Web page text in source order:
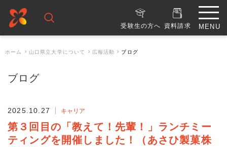
受験生の方へ 資料請求
ホーム 山口県立大学について 広報活動 ブログ
ブログ
2025.10.27 キャリア
第３回目の「教えて！先輩！」ランチミー
ティングを開催しました！（あさひ製菓株